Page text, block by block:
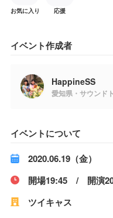
お気に入り 応援
イベント作成者
HappineSS
愛知県・サウンド
イベントについて
2020.06.19（金）
開場19:45 / 開演
ツイキャス